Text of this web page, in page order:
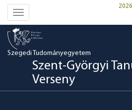
Toggle
navigation
Szegedi Tudományegyetem
Szent-Györgyi
Verseny